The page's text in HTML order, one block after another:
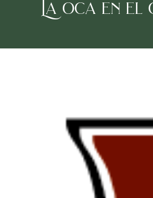
La oca en el
Inicio /Tea room/